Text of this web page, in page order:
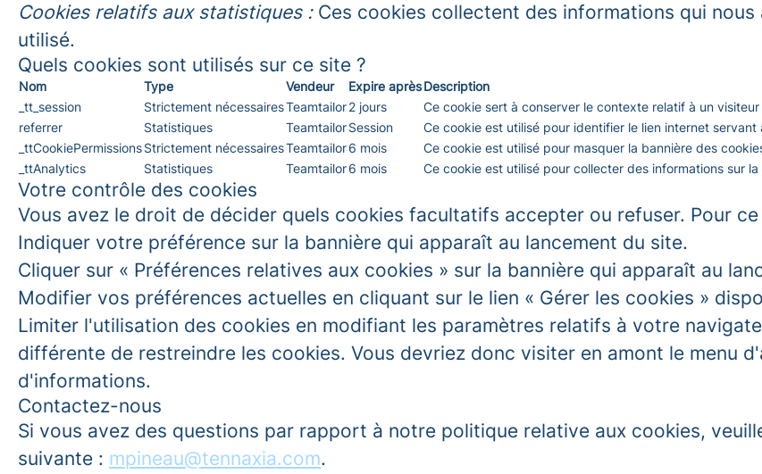
Cookies relatifs aux statistiques :Ces cookies collectent des informations qui
utilisé.
Quels cookies sont utilisés sur ce site ?
Nom Type Vendeur Expire aprèsDescription
_tt_session
Strictement nécessairesTeamtailor2 jours
Ce cookie sert à conserver le contexte relatif à un
referrer
Statistiques TeamtailorSession
Ce cookie est utilisé pour identifier le lien internet
_ttCookiePermissionsStrictement nécessairesTeamtailor6 mois
Ce cookie est utilisé pour masquer la bannière des
_ttAnalytics
Statistiques Teamtailor6 mois Ce cookie est utilisé pour collecter des informations sur
Votre contrôle des cookies
Vous avez le droit de décider quels cookies facultatifs accepter ou refuser. Pour
Indiquer votre préférence sur la bannière qui apparaît au lancement du site.
Cliquer sur « Préférences relatives aux cookies » sur la bannière qui apparaît au
Modifier vos préférences actuelles en cliquant sur le lien « Gérer les cookies »
Limiter l'utilisation des cookies en modifiant les paramètres relatifs à votre
différente de restreindre les cookies. Vous devriez donc visiter en amont le menu
d'informations.
Contactez-nous
Si vous avez des questions par rapport à notre politique relative aux cookies,
suivante : mpineau@tennaxia.com.